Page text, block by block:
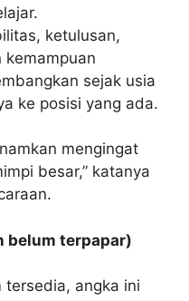
ketulusan,
kemampuan
sejak usia
ke posisi yang ada.
mengingat
besar,” katanya
belum terpapar)
tersedia, angka ini